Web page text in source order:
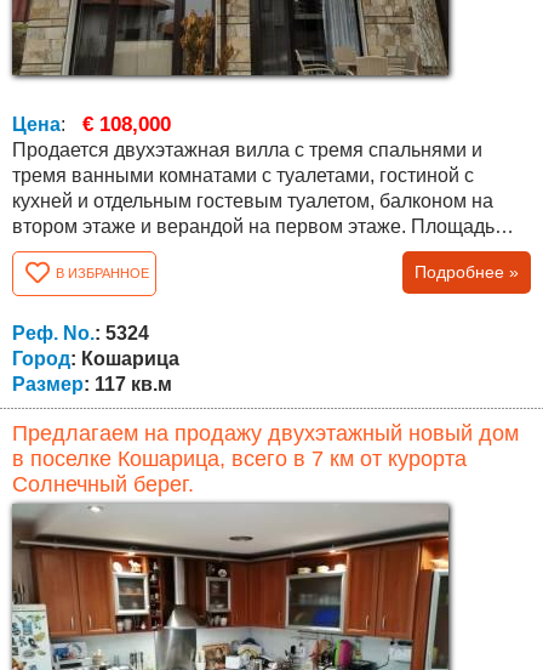
Цена: € 108,000
Продается двухэтажная вилла с тремя спальнями и
тремя ванными комнатами с туалетами, гостиной с
кухней и отдельным гостевым туалетом, балконом на
втором этаже и верандой на первом этаже. Площадь
чистая без каких-либо общих частей и составляет 117,79
кв.м. Вилла полностью закончена с Актом 16 /
разрешение на введение в эксплуатацию/, меблирована
и полностью оборудованная кухня. Комплекс предлагает
роскошную жизнь, благодаря его...
В ИЗБРАННОЕ Подробнее »
Реф. No.: 5324
Город: Кошарица
Размер: 117 кв.м
Предлагаем на продажу двухэтажный новый дом
в поселке Кошарица, всего в 7 км от курорта
Солнечный берег.